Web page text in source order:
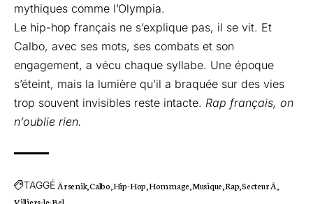
mythiques comme l’Olympia.
Le hip-hop français ne s’explique pas, il se vit. Et
Calbo, avec ses mots, ses combats et son
engagement, a vécu chaque syllabe. Une époque
s’éteint, mais la lumière qu’il a braquée sur des vies
trop souvent invisibles reste intacte. Rap français, on
n’oublie rien.
TAGGÉ Ärsenik Calbo Hip-Hop Hommage Musique Rap Secteur Ä
Villiers-le-Bel